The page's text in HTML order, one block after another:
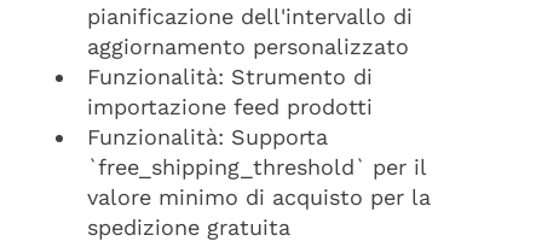
pianificazione dell'intervallo di
aggiornamento personalizzato
Funzionalità: Strumento di
importazione feed prodotti
Funzionalità: Supporta
`free_shipping_threshold` per il
valore minimo di acquisto per la
spedizione gratuita